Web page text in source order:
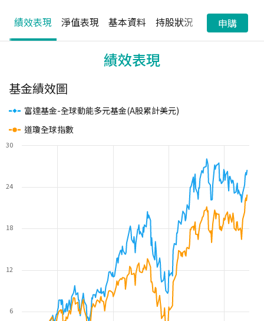
績效表現 淨值表現 基本資料 持股狀況 配息狀況
申購
績效表現
基金績效圖
富達基金-全球動能多元基金(A股累計美元)
道瓊全球指數
6
12
18
24
30